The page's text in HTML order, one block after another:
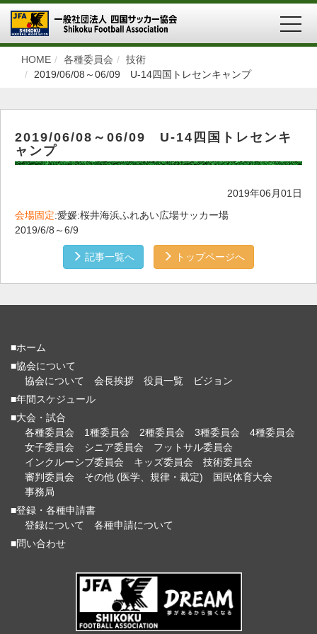
HOME 各種委員会
技術
2019/06/08～06/09 U-14四国トレセンキャンプ
2019/06/08～06/09 U-14四国トレセンキ
ャンプ
2019年06月01日
会場固定:愛媛:桜井海浜ふれあい広場サッカー場
2019/6/8～6/9
記事一覧へ トップページへ
■ホーム
■協会について
協会について
会長挨拶 役員一覧
ビジョン
■年間スケジュール
■大会・試合
各種委員会
1種委員会 2種委員会 3種委員会
4種委員会
女子委員会
シニア委員会
フットサル委員会
インクルーシブ委員会
キッズ委員会
技術委員会
審判委員会
その他 (医学、規律・裁定)
国民体育大会
事務局
■登録・各種申請書
登録について
各種申請について
■問い合わせ